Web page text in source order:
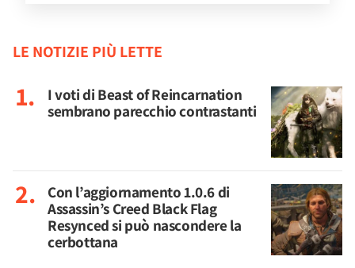
LE NOTIZIE PIÙ LETTE
I voti di Beast of Reincarnation
sembrano parecchio contrastanti
Con l’aggiornamento 1.0.6 di
Assassin’s Creed Black Flag
Resynced si può nascondere la
cerbottana